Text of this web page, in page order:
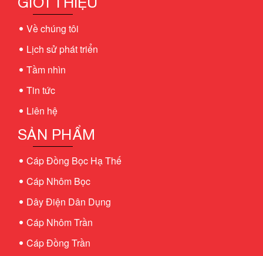
Về chúng tôi
Lịch sử phát triển
Tầm nhìn
Tin tức
Liên hệ
SẢN PHẨM
Cáp Đồng Bọc Hạ Thế
Cáp Nhôm Bọc
Dây Điện Dân Dụng
Cáp Nhôm Trần
Cáp Đồng Trần